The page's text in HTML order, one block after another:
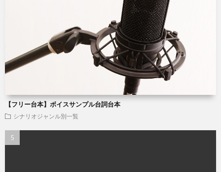
【フリー台本】ボイスサンプル台詞台本
シナリオジャンル別一覧